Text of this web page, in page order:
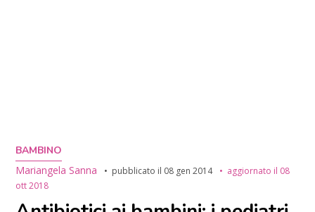
BAMBINO
Mariangela Sanna
pubblicato il 08 gen 2014 aggiornato il 08
ott 2018